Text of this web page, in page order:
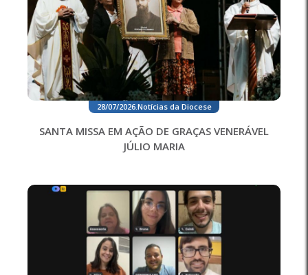
28/07/2026. Notícias da Diocese
SANTA MISSA EM AÇÃO DE GRAÇAS VENERÁVEL
JÚLIO MARIA